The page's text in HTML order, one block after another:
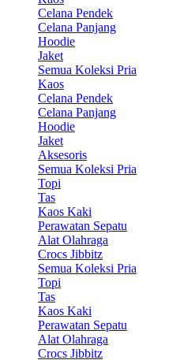
Celana Pendek
Celana Panjang
Hoodie
Jaket
Semua Koleksi Pria
Kaos
Celana Pendek
Celana Panjang
Hoodie
Jaket
Aksesoris
Semua Koleksi Pria
Topi
Tas
Kaos Kaki
Perawatan Sepatu
Alat Olahraga
Crocs Jibbitz
Semua Koleksi Pria
Topi
Tas
Kaos Kaki
Perawatan Sepatu
Alat Olahraga
Crocs Jibbitz